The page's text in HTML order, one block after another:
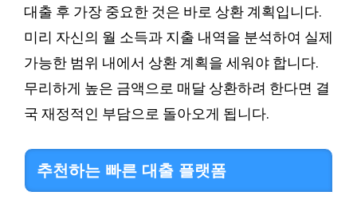
대출 후 가장 중요한 것은 바로 상환 계획입니다.
미리 자신의 월 소득과 지출 내역을 분석하여 실제
가능한 범위 내에서 상환 계획을 세워야 합니다.
무리하게 높은 금액으로 매달 상환하려 한다면 결
국 재정적인 부담으로 돌아오게 됩니다.
추천하는 빠른 대출 플랫폼